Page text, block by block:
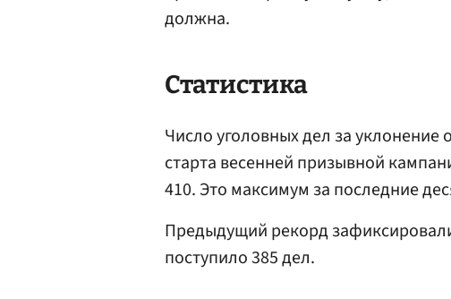
должна.
Статистика
Число уголовных дел за
старта весенней призывной
410. Это максимум за последние
Предыдущий рекорд
поступило 385 дел.